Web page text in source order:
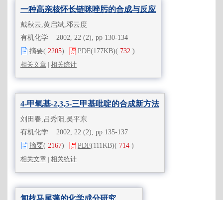
一种高亲核怀长链咪唑肟的合成与反应
戴秋云,黄启斌,邓云度
有机化学 2002, 22 (2), pp 130-134
摘要( 2205) PDF(177KB)( 732 )
相关文章 | 相关统计
4-甲氧基-2,3,5-三甲基吡啶的合成新方法
刘田春,吕秀阳,吴平东
有机化学 2002, 22 (2), pp 135-137
摘要( 2167) PDF(111KB)( 714 )
相关文章 | 相关统计
匐枝马尾藻的化学成分研究